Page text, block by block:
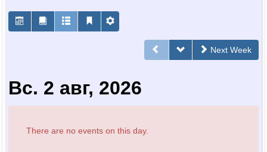
Next Week
Вс. 2 авг, 2026
There are no events on this day.